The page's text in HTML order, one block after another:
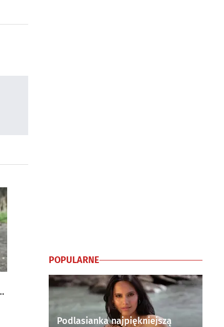
POPULARNE
Podlasianka najpiękniejszą